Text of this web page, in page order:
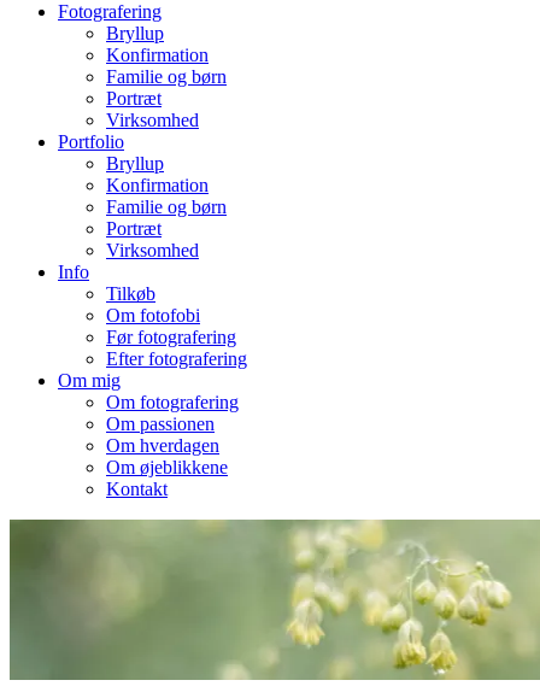
Fotografering
Bryllup
Konfirmation
Familie og børn
Portræt
Virksomhed
Portfolio
Bryllup
Konfirmation
Familie og børn
Portræt
Virksomhed
Info
Tilkøb
Om fotofobi
Før fotografering
Efter fotografering
Om mig
Om fotografering
Om passionen
Om hverdagen
Om øjeblikkene
Kontakt